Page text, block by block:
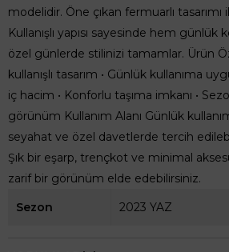
modelidir. Öne çıkan fermuarlı
Kullanışlı yapısı sayesinde hem
özel günlerde stilinizi tamamlar. Ürün
kullanışlı tasarım • Günlük kullanıma
iç hacim • Konforlu taşıma imkanı •
görünüm Kullanım Alanı Günlük
seyahat ve özel davetlerde tercih
Şık bir eşarp, trençkot ve minimal
zarif bir görünüm elde edebilirsiniz.
Sezon
2023 YAZ